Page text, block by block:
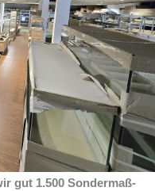
gut 1.500 Sondermaß-